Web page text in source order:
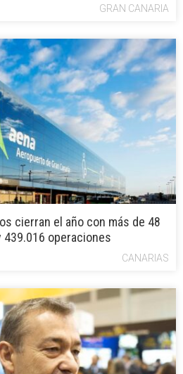
GRAN CANARIA
cierran el año con más de 48
operaciones
CANARIAS